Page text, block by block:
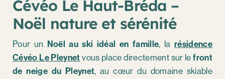
Cévéo Le Haut-Bréda –
Noël nature et sérénité
Pour un Noël au ski idéal en famille, la résidence
Cévéo Le Pleynet vous place directement sur lefront
de neige du Pleynet, au cœur du domaine skiable